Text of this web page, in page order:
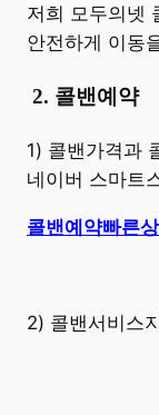
저희 모두의넷
안전하게 이동
2. 콜밴예약
1) 콜밴가격과
네이버 스마트
콜밴예약빠른
2) 콜밴서비스